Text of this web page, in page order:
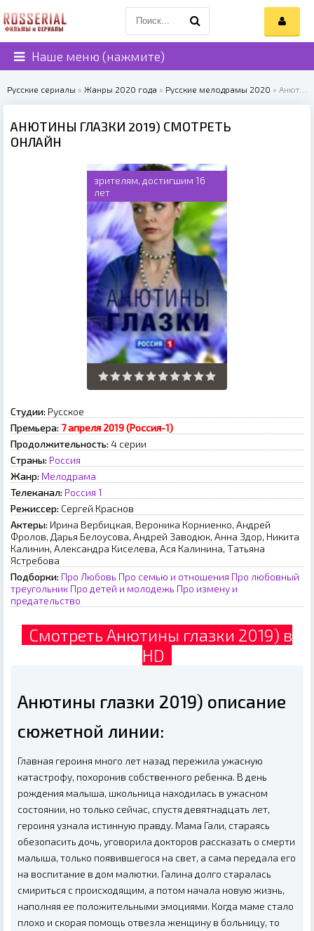
Наше меню (нажмите)
Русские сериалы » Жанры 2020 года » Русские мелодрамы 2020 » Анютины глазки 2019)
АНЮТИНЫ ГЛАЗКИ 2019) СМОТРЕТЬ
ОНЛАЙН
зрителям, достигшим 16
лет
Студии: Русское
Премьера: 7 апреля 2019 (Россия-1)
Продолжительность: 4 серии
Страны: Россия
Жанр: Мелодрама
Телеканал: Россия 1
Режиссер: Сергей Краснов
Актеры: Ирина Вербицкая, Вероника Корниенко, Андрей
Фролов, Дарья Белоусова, Андрей Заводюк, Анна Здор, Никита
Калинин, Александра Киселева, Ася Калинина, Татьяна
Ястребова
Подборки: Про Любовь Про семью и отношения Про любовный
треугольник Про детей и молодежь Про измену и
предательство
Смотреть Анютины глазки 2019) в
HD
Анютины глазки 2019) описание
сюжетной линии:
Главная героиня много лет назад пережила ужасную
катастрофу, похоронив собственного ребенка. В день
рождения малыша, школьница находилась в ужасном
состоянии, но только сейчас, спустя девятнадцать лет,
героиня узнала истинную правду. Мама Гали, стараясь
обезопасить дочь, уговорила докторов рассказать о смерти
малыша, только появившегося на свет, а сама передала его
на воспитание в дом малютки. Галина долго старалась
смириться с происходящим, а потом начала новую жизнь,
наполняя ее положительными эмоциями. Когда маме стало
плохо и скорая помощь отвезла женщину в больницу, то